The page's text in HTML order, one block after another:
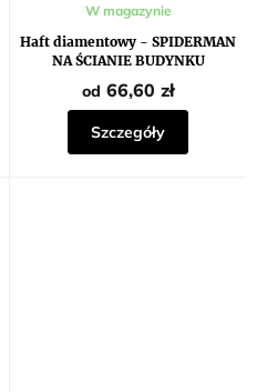
Haft diamentowy - SPIDERMAN
NA ŚCIANIE BUDYNKU
W magazynie
od 66,60 zł
Szczegóły